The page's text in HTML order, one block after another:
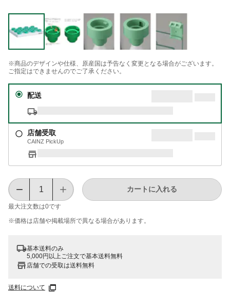
※商品のデザインや仕様、原産国は予告なく変更となる場合がございます。
ご指定はできませんのでご了承ください。
配送
店舗受取
CAINZ PickUp
最大注文数は0です
カートに入れる
※価格は​店舗や​掲載場所で​異なる​場合が​あります。
基本送料のみ
5,000円以上ご注文で基本送料無料
店舗での受取は送料無料
送料について